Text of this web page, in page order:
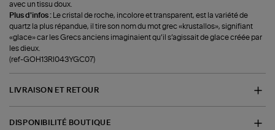
avec un tissu doux.
Plus d'infos :
Le cristal de roche, incolore et transparent, est la variété de
quartz la plus répandue, il tire son nom du mot grec «krustallos», signifiant
«glace» car les Grecs anciens imaginaient qu’il s’agissait de glace créée par
les dieux.
(ref-GOH13RI043YGC07)
LIVRAISON ET RETOUR
DISPONIBILITÉ BOUTIQUE